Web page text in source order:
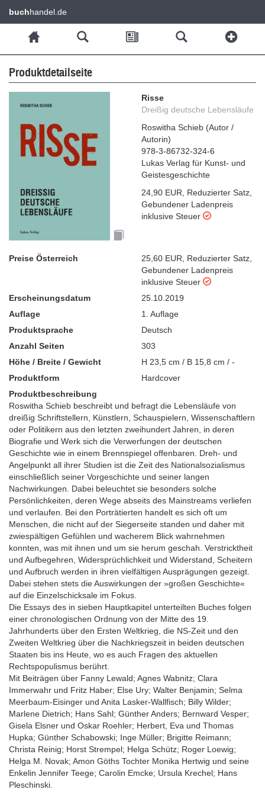
buchhandel.de
Produktdetailseite
Risse
Dreißig deutsche Lebensläufe
Roswitha Schieb (Autor /
Autorin)
978-3-86732-324-6
Lukas Verlag für Kunst- und
Geistesgeschichte
24,90 EUR
Reduzierter Satz
Gebundener Ladenpreis
inklusive Steuer
Preise Österreich 25,60 EUR, Reduzierter Satz,
Gebundener Ladenpreis
inklusive Steuer
Erscheinungsdatum
25.10.2019
Auflage
1. Auflage
Produktsprache
Deutsch
Anzahl Seiten
303
Höhe / Breite / Gewicht
H 23,5 cm / B 15,8 cm / -
Produktform
Hardcover
Produktbeschreibung
Roswitha Schieb beschreibt und befragt die Lebensläufe von
dreißig Schriftstellern, Künstlern, Schauspielern, Wissenschaftlern
oder Politikern aus den letzten zweihundert Jahren, in deren
Biografie und Werk sich die Verwerfungen der deutschen
Geschichte wie in einem Brennspiegel offenbaren. Dreh- und
Angelpunkt all ihrer Studien ist die Zeit des Nationalsozialismus
einschließlich seiner Vorgeschichte und seiner langen
Nachwirkungen. Dabei beleuchtet sie besonders solche
Persönlichkeiten, deren Wege abseits des Mainstreams verliefen
und verlaufen. Bei den Porträtierten handelt es sich oft um
Menschen, die nicht auf der Siegerseite standen und daher mit
zwiespältigen Gefühlen und wacherem Blick wahrnehmen
konnten, was mit ihnen und um sie herum geschah. Verstricktheit
und Aufbegehren, Widersprüchlichkeit und Widerstand, Scheitern
und Aufbruch werden in ihren vielfältigen Ausprägungen gezeigt.
Dabei stehen stets die Auswirkungen der »großen Geschichte«
auf die Einzelschicksale im Fokus.
Die Essays des in sieben Hauptkapitel unterteilten Buches folgen
einer chronologischen Ordnung von der Mitte des 19.
Jahrhunderts über den Ersten Weltkrieg, die NS-Zeit und den
Zweiten Weltkrieg über die Nachkriegszeit in beiden deutschen
Staaten bis ins Heute, wo es auch Fragen des aktuellen
Rechtspopulismus berührt.
Mit Beiträgen über Fanny Lewald; Agnes Wabnitz; Clara
Immerwahr und Fritz Haber; Else Ury; Walter Benjamin; Selma
Meerbaum-Eisinger und Anita Lasker-Wallfisch; Billy Wilder;
Marlene Dietrich; Hans Sahl; Günther Anders; Bernward Vesper;
Gisela Elsner und Oskar Roehler; Herbert, Eva und Thomas
Hupka; Günther Schabowski; Inge Müller; Brigitte Reimann;
Christa Reinig; Horst Strempel; Helga Schütz; Roger Loewig;
Helga M. Novak; Amon Göths Tochter Monika Hertwig und seine
Enkelin Jennifer Teege; Carolin Emcke; Ursula Krechel; Hans
Pleschinski.